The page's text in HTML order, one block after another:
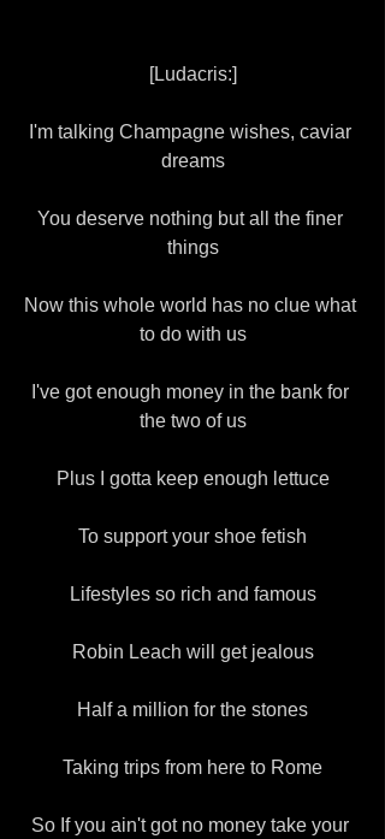
[Ludacris:]
I'm talking Champagne wishes, caviar
dreams
You deserve nothing but all the finer
things
Now this whole world has no clue what
to do with us
I've got enough money in the bank for
the two of us
Plus I gotta keep enough lettuce
To support your shoe fetish
Lifestyles so rich and famous
Robin Leach will get jealous
Half a million for the stones
Taking trips from here to Rome
So If you ain't got no money take your